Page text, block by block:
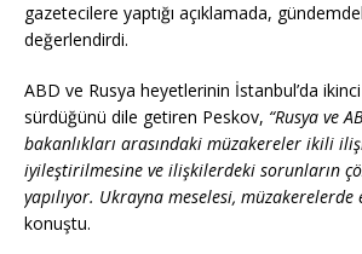
gazetecilere yaptığı açıklamada,
değerlendirdi.
ABD ve Rusya heyetlerinin İstanbul’da
sürdüğünü dile getiren Peskov, “Rusya ve
bakanlıkları arasındaki müzakereler ikili
iyileştirilmesine ve ilişkilerdeki sorunların
yapılıyor. Ukrayna meselesi, müzakerelerde
konuştu.